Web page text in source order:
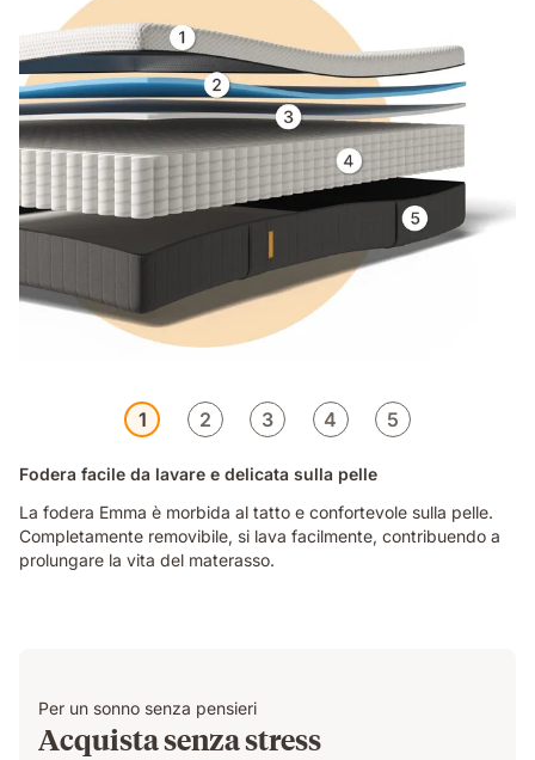
1 2 3 4 5
Fodera facile da lavare e delicata sulla pelle
La fodera Emma è morbida al tatto e confortevole sulla pelle.
Completamente removibile, si lava facilmente, contribuendo a
prolungare la vita del materasso.
Per un sonno senza pensieri
Acquista senza stress